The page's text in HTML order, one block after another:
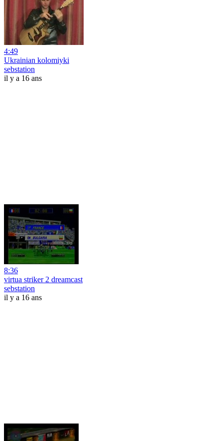
4:49
Ukrainian kolomiyki
sebstation
il y a 16 ans
8:36
virtua striker 2 dreamcast
sebstation
il y a 16 ans